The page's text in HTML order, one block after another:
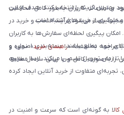
بهترین گزینه را انتخاب کنند. هدف از این
جلوگیری از خریدهای اشتباه است.
و اطلاعات کاربران به‌طور کامل محافظت
سایت باعث می‌شود فرآیند انتخاب و خرید در
پیگیری لحظه‌ای سفارش‌ها به کاربران
خود مطلع باشند. بسته‌بندی اصولی و
تا زمان تحویل تضمین می‌کند. ارسال سریع،
متفاوت از خرید آنلاین ایجاد کرده
با مراجعه به صفحه «راهنمای خرید»، نحوه و
را به‌صورت کامل و با زبانی ساده مطالعه
به گونه‌ای است که سرعت و امنیت در